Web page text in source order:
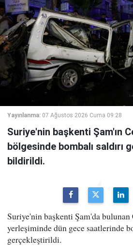
Yayınlanma: 07 Ağustos 2026 Cuma 09:28
Suriye'nin başkenti Şam'ın
bölgesinde bombalı saldırı
bildirildi.
Suriye'nin başkenti Şam'da bulunan
yerleşiminde dün gece saatlerinde
gerçekleştirildi.